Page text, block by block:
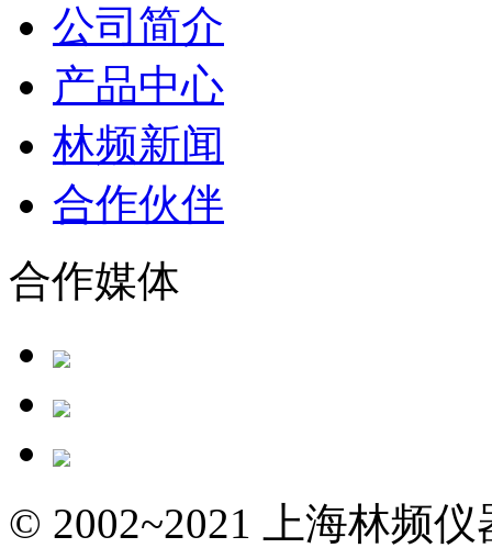
公司简介
产品中心
林频新闻
合作伙伴
合作媒体
© 2002~2021 上海林频